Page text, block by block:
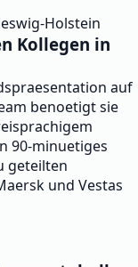
Holstein
Kollegen in
auf
benoetigt sie
90-minuetiges
geteilten
und Vestas